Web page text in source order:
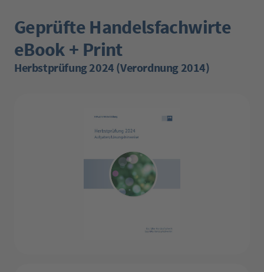
Geprüfte Handelsfachwirte
eBook + Print
Herbstprüfung 2024 (Verordnung 2014)